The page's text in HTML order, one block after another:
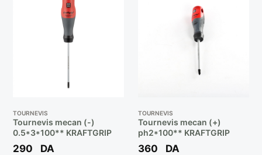
TOURNEVIS
Tournevis mecan (-)
0.5*3*100** KRAFTGRIP
290 DA
TOURNEVIS
Tournevis mecan (+)
ph2*100** KRAFTGRIP
360 DA